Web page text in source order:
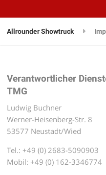
Allrounder Showtruck
Verantwortlicher
TMG
Ludwig Buchner
Werner-Heisenberg-Str. 8
53577 Neustadt/Wied
Tel.: +49 (0) 2683-5090903
Mobil: +49 (0) 162-3346774